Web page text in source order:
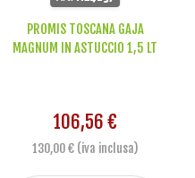
PROMIS TOSCANA GAJA
MAGNUM IN ASTUCCIO 1,5 LT
106,56 €
130,00 € (iva inclusa)